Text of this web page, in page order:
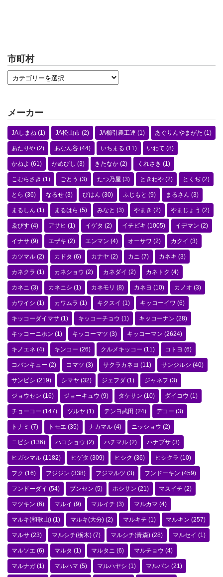
市町村
メーカー
JAしまね (1) JA松山市 (2) JA櫛引農工連 (1) あぐりんやまがた (1)
あたりや (2) あなん谷 (44) いちまる (11) いわて (8)
かねよ (61) かめびし (3) きたなか (2) くれさき (1)
こむらさき (1) ごとう (3) たつ乃屋 (3) ときわや (2) とくぢ (2)
とら (36) なるせ (3) びはん (30) ふじもと (9) まるさん (3)
まるしん (1) まるはら (5) みなと (3) やまき (2) やまじょう (2)
ゑびす (4) アサヒ (1) イゲタ (2) イチビキ (1005) イデマン (2)
イナサ (9) エザキ (2) エンマン (4) オーサワ (2) カクイ (3)
カツマル (2) カドタ (6) カナヤ (2) カニ (7) カネキ (3)
カネクラ (1) カネショウ (2) カネダイ (2) カネトク (4)
カネニ (3) カネニシ (1) カネモリ (8) カネヨ (10) カノオ (3)
カワイシ (1) カワムラ (1) キクスイ (1) キッコーイワ (6)
キッコーダイマサ (1) キッコーチョウ (1) キッコーナン (28)
キッコーニホン (1) キッコーマツ (3) キッコーマン (2624)
キノエネ (4) キンコー (26) クルメキッコー (11) コトヨ (6)
コバンキュー (2) コマツ (3) サクラカネヨ (11) サンジルシ (40)
サンビシ (219) シマヤ (32) ジェフダ (1) ジャネフ (3)
ジョウセン (16) ジョーキュウ (9) タケサン (10) ダイコウ (1)
チョーコー (147) ツルヤ (1) テンヨ武田 (24) デコー (3)
トナミ (7) トモエ (35) ナカマル (4) ニッショウ (2)
ニビシ (136) ハコショウ (2) ハチマル (2) ハナブサ (3)
ヒガシマル (1182) ヒゲタ (309) ヒシク (36) ヒシクラ (10)
フク (16) フジジン (338) フジマルツ (3) フンドーキン (459)
フンドーダイ (54) ブンセン (5) ホシサン (21) マスイチ (2)
マツキン (6) マルイ (9) マルイチ (3) マルカマ (4)
マルキ(和歌山) (1) マルキ(大分) (2) マルキチ (1) マルキン (257)
マルサ (23) マルシチ(栃木) (7) マルシチ(青森) (28) マルセイ (1)
マルソエ (6) マルタ (1) マルタニ (6) マルチョウ (4)
マルナガ (1) マルハマ (5) マルハヤシ (1) マルバン (21)